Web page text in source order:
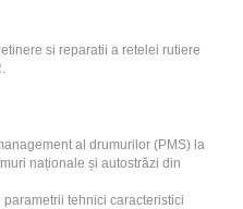
si reparatii a retelei rutiere
al drumurilor (PMS) la
naționale și autostrăzi din
tehnici caracteristici